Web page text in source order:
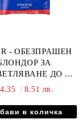
- ОБЕЗПРАШЕН
ЗА
ДО 7
ТОНА 40гр
8.51 лв.